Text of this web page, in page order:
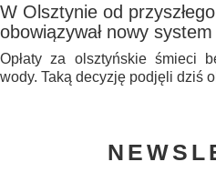
W Olsztynie od
obowiązywał nowy
Opłaty za olsztyńskie śmieci
wody. Taką decyzję podjęli dziś